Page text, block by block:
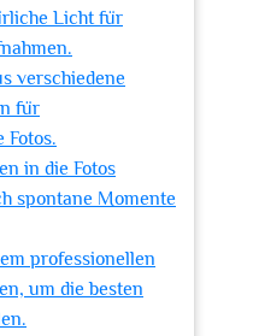
Licht für
verschiedene
für
Fotos.
in die Fotos
spontane Momente
professionellen
um die besten